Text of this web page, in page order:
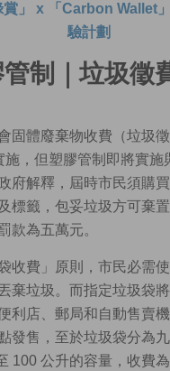
賞」 x 「Carbon Wallet
驗計劃
制｜垃圾徵
固體廢棄物收費（垃圾
施，但塑膠管制即將實施
府解釋，屆時市民須購
標籤，包妥垃圾方可棄
款為五萬元。
收費」原則，市民必需
棄垃圾。而指定垃圾袋
利店、郵局和自動售賣
發售，至於垃圾袋分為
100 公升的容量，收費